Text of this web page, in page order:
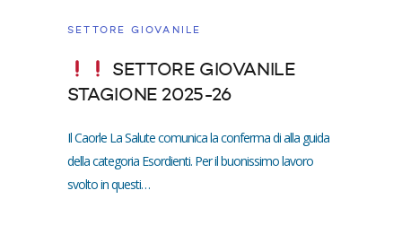
SETTORE GIOVANILE
SETTORE GIOVANILE
STAGIONE 2025-26
Il Caorle La Salute comunica la conferma di alla guida
della categoria Esordienti. Per il buonissimo lavoro
svolto in questi…